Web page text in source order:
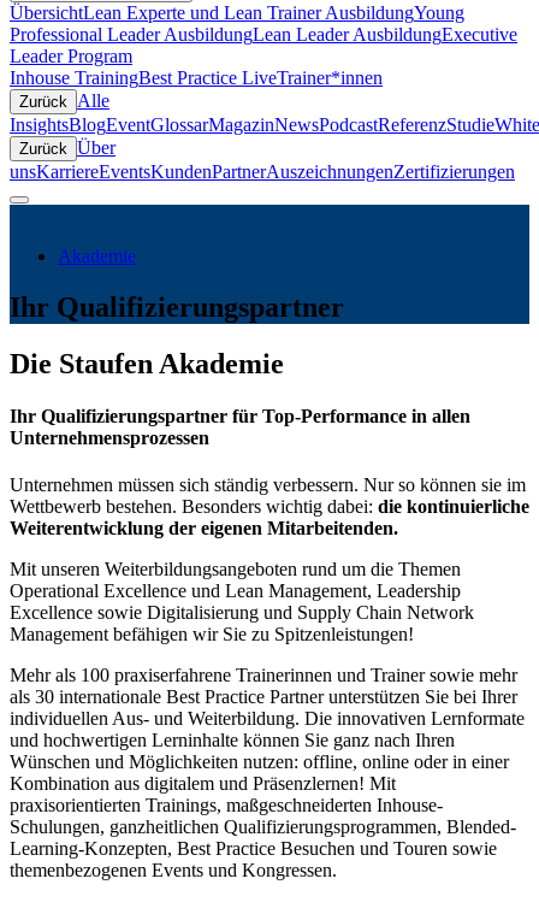
ÜbersichtLean Experte und Lean Trainer AusbildungYoung
Professional Leader AusbildungLean Leader AusbildungExecutive
Leader Program
Inhouse TrainingBest Practice LiveTrainer*innen
Zurück
Alle
InsightsBlogEventGlossarMagazinNewsPodcastReferenzStudie
Zurück Über
unsKarriereEventsKundenPartnerAuszeichnungenZertifizierungen
Akademie
Ihr Qualifizierungs­partner
Die Staufen Akademie
Ihr Qualifizierungspartner für Top-Performance in allen
Unternehmensprozessen
Unternehmen müssen sich ständig verbessern. Nur so können sie im
Wettbewerb bestehen. Besonders wichtig dabei: die kontinuierliche
Weiterentwicklung der eigenen Mitarbeitenden.
Mit unseren Weiterbildungsangeboten rund um die Themen
Operational Excellence und Lean Management, Leadership
Excellence sowie Digitalisierung und Supply Chain Network
Management befähigen wir Sie zu Spitzenleistungen!
Mehr als 100 praxiserfahrene Trainerinnen und Trainer sowie mehr
als 30 internationale Best Practice Partner unterstützen Sie bei Ihrer
individuellen Aus- und Weiterbildung. Die innovativen Lernformate
und hochwertigen Lerninhalte können Sie ganz nach Ihren
Wünschen und Möglichkeiten nutzen: offline, online oder in einer
Kombination aus digitalem und Präsenzlernen! Mit
praxisorientierten Trainings, maßgeschneiderten Inhouse-
Schulungen, ganzheitlichen Qualifizierungsprogrammen, Blended-
Learning-Konzepten, Best Practice Besuchen und Touren sowie
themenbezogenen Events und Kongressen.